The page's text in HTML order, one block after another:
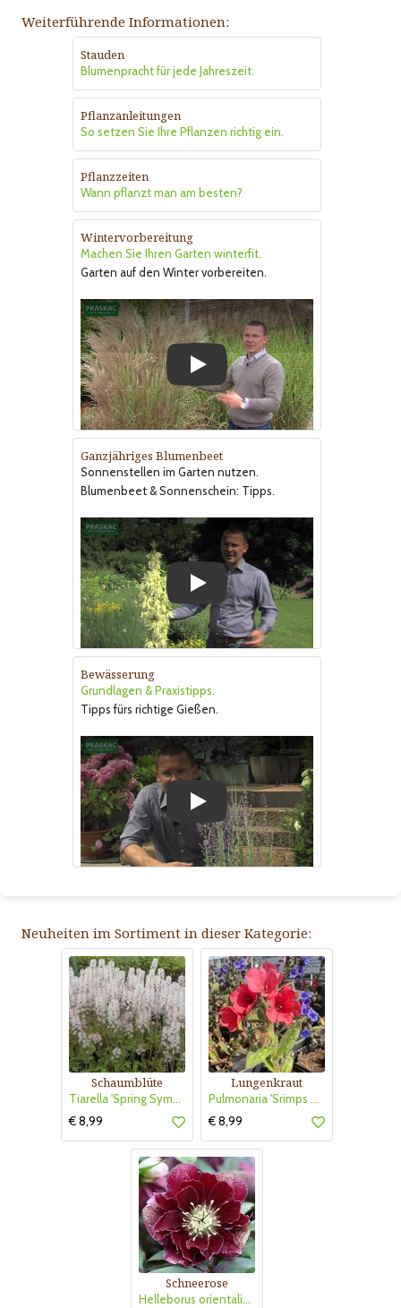
Weiterführende Informationen:
Stauden
Blumenpracht für jede Jahreszeit.
Pflanzanleitungen
So setzen Sie Ihre Pflanzen richtig ein.
Pflanzzeiten
Wann pflanzt man am besten?
Wintervorbereitung
Machen Sie Ihren Garten winterfit.
Garten auf den Winter vorbereiten.
Play
Ganzjähriges Blumenbeet
Sonnenstellen im Garten nutzen.
Blumenbeet & Sonnenschein: Tipps.
Play
Bewässerung
Grundlagen & Praxistipps.
Tipps fürs richtige Gießen.
Play
Neuheiten im Sortiment in dieser Kategorie:
Schaumblüte
Tiarella 'Spring Symphony'
€ 8,99
Lungenkraut
Pulmonaria 'Srimps on the Barbie'
€ 8,99
Schneerose
Helleborus orientalis 'Double Ellen Flash'